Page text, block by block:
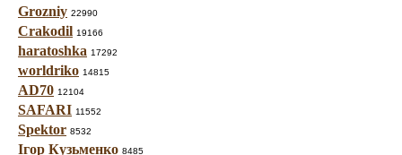
Grozniy 22990
Crakodil 19166
haratoshka 17292
worldriko 14815
AD70 12104
SAFARI 11552
Spektor 8532
Ігор Кузьменко 8485